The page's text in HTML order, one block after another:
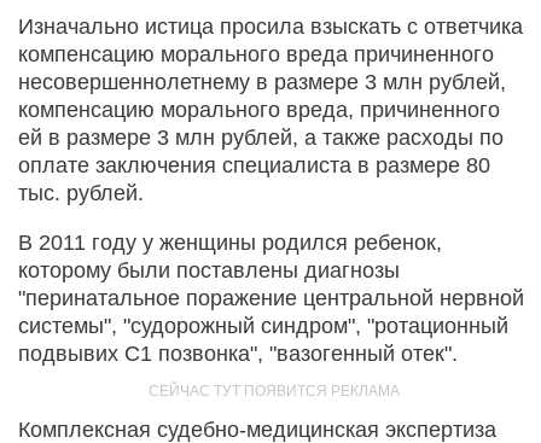
Изначально истица просила взыскать с ответчика
компенсацию морального вреда причиненного
несовершеннолетнему в размере 3 млн рублей,
компенсацию морального вреда, причиненного
ей в размере 3 млн рублей, а также расходы по
оплате заключения специалиста в размере 80
тыс. рублей.
В 2011 году у женщины родился ребенок,
которому были поставлены диагнозы
"перинатальное поражение центральной нервной
системы", "судорожный синдром", "ротационный
подвывих С1 позвонка", "вазогенный отек".
Комплексная судебно-медицинская экспертиза